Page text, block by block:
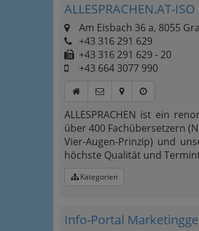
ALLESPRACHEN.AT-
Am Eisbach 36 a, 8055
+43 316 291 629
+43 316 291 629 - 20
+43 664 3077 990
ALLESPRACHEN ist ein
über 400 Fachübersetzern
Vier-Augen-Prinzip) und
höchste Qualität und
Kategorien
Info-Portal